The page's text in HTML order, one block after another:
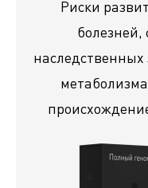
Риски
болезней,
наследственных